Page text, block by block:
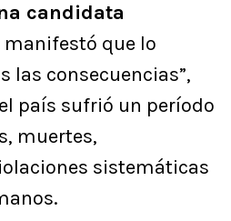
candidata
manifestó que lo
las consecuencias”,
país sufrió un período
muertes,
sistemáticas